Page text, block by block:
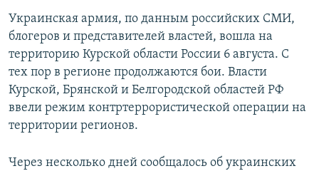
Украинская армия, по данным российских СМИ,
блогеров и представителей властей, вошла на
территорию Курской области России 6 августа. С
тех пор в регионе продолжаются бои. Власти
Курской, Брянской и Белгородской областей РФ
ввели режим контртеррористической операции на
территории регионов.
Через несколько дней сообщалось об украинских